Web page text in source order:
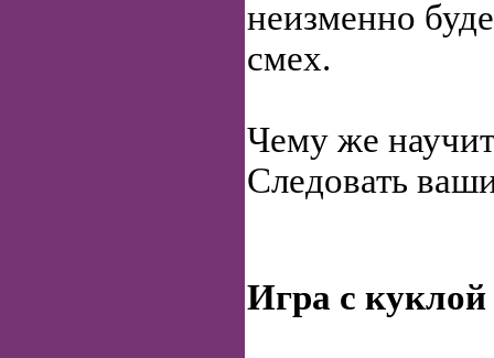
неизменно
смех.
Чему же
Следовать
Игра с куклой